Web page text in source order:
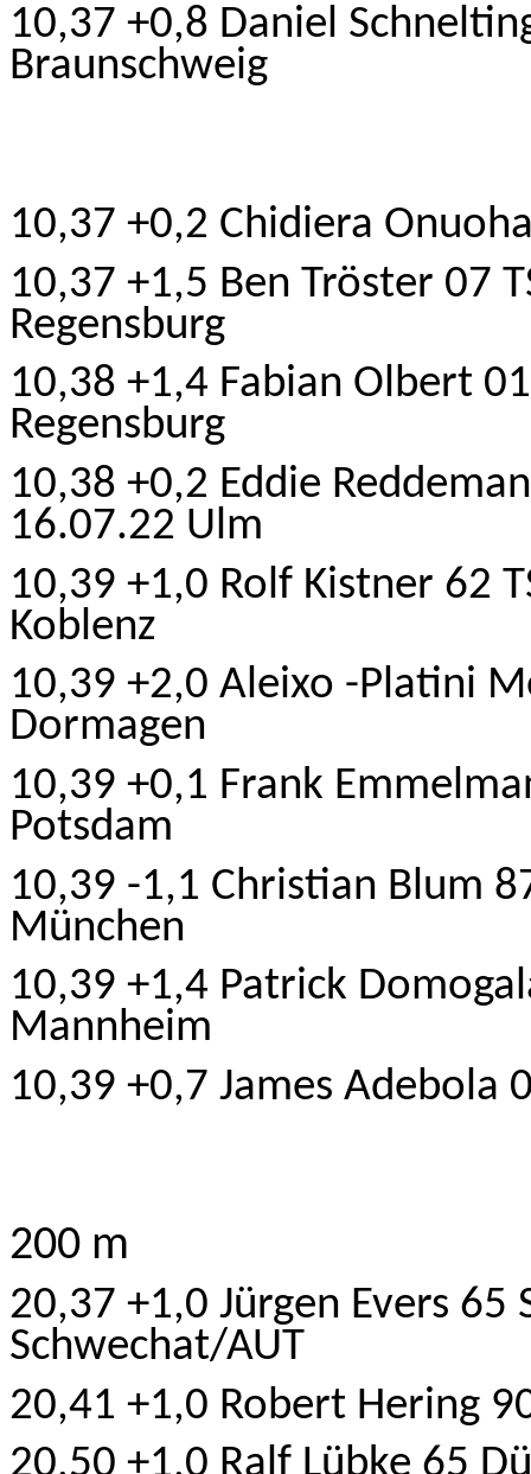
10,37 +0,8 Daniel
Braunschweig
10,37 +0,2 Chidiera
10,37 +1,5 Ben Tröster 07
Regensburg
10,38 +1,4 Fabian Olbert
Regensburg
10,38 +0,2 Eddie
16.07.22 Ulm
10,39 +1,0 Rolf Kistner 62
Koblenz
10,39 +2,0 Aleixo -Platini
Dormagen
10,39 +0,1 Frank
Potsdam
10,39 -1,1 Christian Blum
München
10,39 +1,4 Patrick
Mannheim
10,39 +0,7 James Adebola
200 m
20,37 +1,0 Jürgen Evers
Schwechat/AUT
20,41 +1,0 Robert Hering